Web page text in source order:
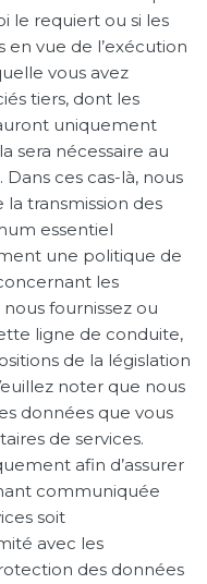
le requiert ou si les
vue de l’exécution
vous avez
tiers, dont les
uniquement
sera nécessaire au
ces cas-là, nous
transmission des
essentiel
une politique de
les
fournissez ou
ligne de conduite,
de la législation
noter que nous
données que vous
de services.
afin d’assurer
communiquée
soit
avec les
des données